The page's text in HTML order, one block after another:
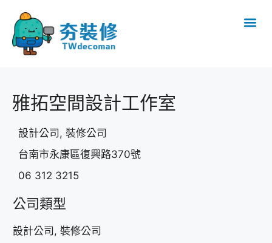
雅拓空間設計工作室
設計公司, 裝修公司
台南市永康區復興路370號
06 312 3215
公司類型
設計公司, 裝修公司